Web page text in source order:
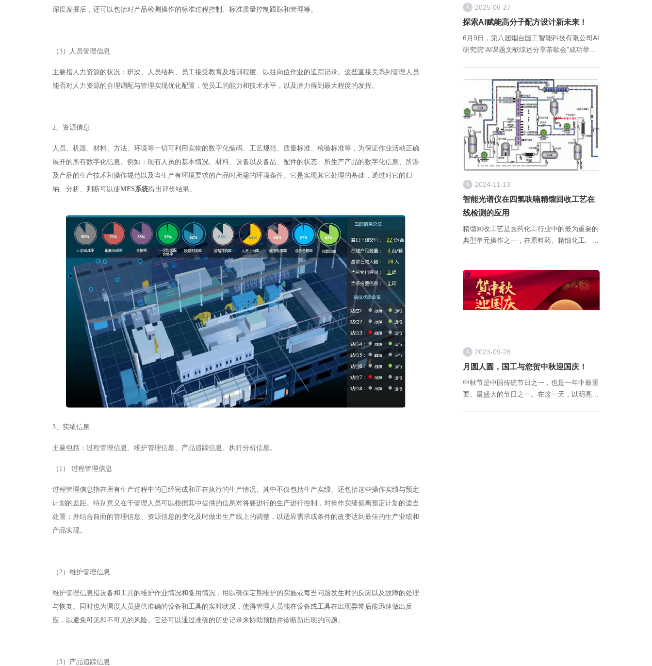
深度发掘后，还可以包括对产品检测操作的标准过程控制、标准质量控制跟踪和管理等。
（3）人员管理信息
主要指人力资源的状况：班次、人员结构、员工接受教育及培训程度、以往岗位作业的追踪记录。这些直接关系到管理人员
能否对人力资源的合理调配与管理实现优化配置，使员工的能力和技术水平，以及潜力得到最大程度的发挥。
2、 资源信息
人员、机器、材料、方法、环境等一切可利用实物的数字化编码、工艺规范、质量标准、检验标准等，为保证作业活动正确
展开的所有数字化信息。例如：现有人员的基本情况、材料、设备以及备品、配件的状态、所生产产品的数字化信息、所涉
及产品的生产技术和操作规范以及当生产有环境要求的产品时所需的环境条件。它是实现其它处理的基础，通过对它的归
纳、分析、判断可以使MES系统得出评价结果。
3、 实绩信息
主要包括：过程管理信息、维护管理信息、产品追踪信息、执行分析信息。
（1 ） 过程管理信息
过程管理信息指在所有生产过程中的已经完成和正在执行的生产情况。其中不仅包括生产实绩、还包括这些操作实绩与预定
计划的差距。特别意义在于管理人员可以根据其中提供的信息对将要进行的生产进行控制，对操作实绩偏离预定计划的适当
处置；并结合前面的管理信息、资源信息的变化及时做出生产线上的调整，以适应需求或条件的改变达到最佳的生产业绩和
产品实现。
（2）维护管理信息
维护管理信息指设备和工具的维护作业情况和备用情况，用以确保定期维护的实施或每当问题发生时的反应以及故障的处理
与恢复。同时也为调度人员提供准确的设备和工具的实时状况，使得管理人员能在设备或工具在出现异常后能迅速做出反
应，以避免可见和不可见的风险。它还可以通过准确的历史记录来协助预防并诊断新出现的问题。
（3） 产品追踪信息
2025-06-27
探索AI赋能高分子配方设计新未来！
6月9日，第八届烟台国工智能科技有限公司AI
研究院“AI课题文献综述分享茶歇会”成功举
析，展现了国工智能在AI+材
2024-11-13
智能光谱仪在四氢呋喃精馏回收工艺在
线检测的应用
精馏回收工艺是医药化工行业中的最为重要的
典型单元操作之一，在原料药、精细化工、轻
仍需要生产工人每隔一定时间取样送实验室检
测，通过气相色谱测定含量，卡尔费休滴定法
2023-09-28
月圆人圆，国工与您贺中秋迎国庆！
中秋节是中国传统节日之一，也是一年中最重
要、最盛大的节日之一。在这一天，以明亮的